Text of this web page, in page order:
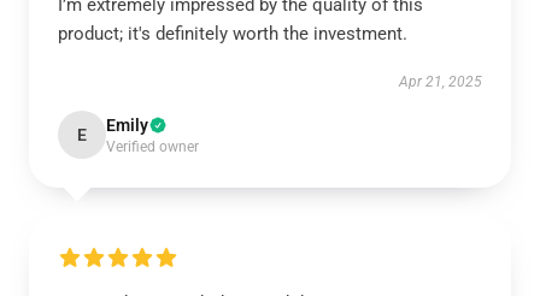
I’m extremely impressed by the quality of this
product; it's definitely worth the investment.
Apr 21, 2025
E Emily
Verified owner